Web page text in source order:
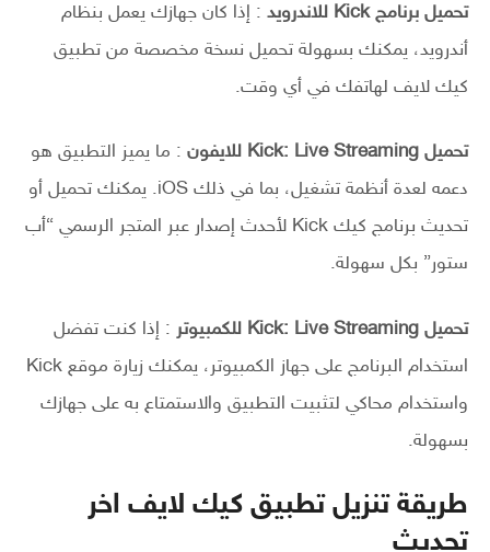
تحميل برنامج Kick للاندرويد
: إذا كان جهازك يعمل بنظام
أندرويد، يمكنك بسهولة تحميل نسخة مخصصة من تطبيق
كيك لايف لهاتفك في أي وقت.
تحميل Kick: Live Streaming للايفون
: ما يميز التطبيق هو
دعمه لعدة أنظمة تشغيل، بما في ذلك iOS. يمكنك تحميل أو
تحديث برنامج كيك Kick لأحدث إصدار عبر المتجر الرسمي “أب
ستور” بكل سهولة.
تحميل Kick: Live Streaming للكمبيوتر
: إذا كنت تفضل
استخدام البرنامج على جهاز الكمبيوتر، يمكنك زيارة موقع Kick
واستخدام محاكي لتثبيت التطبيق والاستمتاع به على جهازك
بسهولة.
طريقة تنزيل تطبيق كيك لايف اخر
تحديث